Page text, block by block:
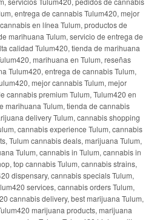
entrega de cannabis Tulum420, mejor
en línea Tulum, productos de
marihuana Tulum, servicio de entrega de
calidad Tulum420, tienda de marihuana
marihuana en Tulum, reseñas
Tulum420, entrega de cannabis Tulum,
mejor cannabis Tulum, mejor
cannabis premium Tulum, Tulum420 en
marihuana Tulum, tienda de cannabis
delivery Tulum, cannabis shopping
cannabis experience Tulum, cannabis
Tulum cannabis deals, marijuana Tulum,
Tulum, cannabis in Tulum, cannabis in
top cannabis Tulum, cannabis strains,
dispensary, cannabis specials Tulum,
services, cannabis orders Tulum,
cannabis delivery, best marijuana Tulum,
marijuana products, marijuana